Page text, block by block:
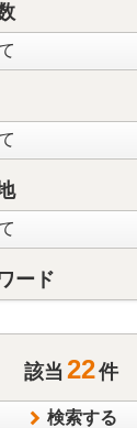
ード
該当 22件
検索する